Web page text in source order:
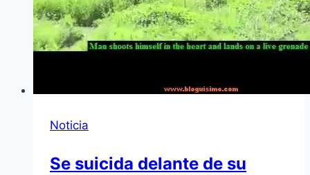
Noticia
Se suicida delante de su